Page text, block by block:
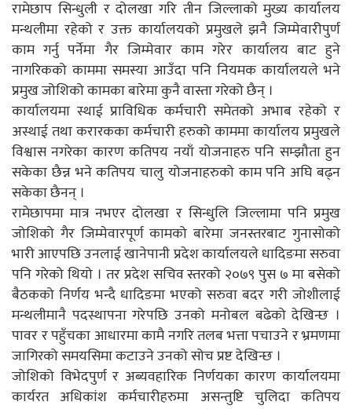
रामेछाप सिन्धुली र दोलखा गरि तीन जिल्लाको मुख्य कार्यालय
मन्थलीमा रहेको र उक्त कार्यालयको प्रमुखले झनै जिम्मेवारीपुर्ण
काम गर्नु पर्नेमा गैर जिम्मेवार काम गरेर कार्यालय बाट हुने
नागरिकको काममा समस्या आउँदा पनि नियमक कार्यालयले भने
प्रमुख जोशिको कामका बारेमा कुनै वास्ता गरेको छैन् ।
कार्यालयमा स्थाई प्राविधिक कर्मचारी समेतको अभाब रहेको र
अस्थाई तथा करारकका कर्मचारी हरुको काममा कार्यालय प्रमुखले
विश्वास नगरेका कारण कतिपय नयाँ योजनाहरु पनि सम्झौता हुन
सकेका छैन्न भने कतिपय चालु योजनाहरुको काम पनि अघि बढ्न
सकेका छैनन् ।
रामेछापमा मात्र नभएर दोलखा र सिन्धुलि जिल्लामा पनि प्रमुख
जोशिको गैर जिम्मेवारपूर्ण कामको बारेमा जनस्तरबाट गुनासोको
भारी आएपछि उनलाई खानेपानी प्रदेश कार्यालयले धादिङमा सरुवा
पनि गरेको थियो । तर प्रदेश सचिव स्तरको २०७९ पुस ७ मा बसेको
बैठकको निर्णय भन्दै धादिङमा भएको सरुवा बदर गरी जोशीलाई
मन्थलीमानै पदस्थापना गरेपछि उनको मनोबल बढेको देखिन्छ ।
पावर र पहुँचका आधारमा कामै नगरि तलब भत्ता पचाउने र भ्रमणमा
जागिरको समयसिमा कटाउने उनको सोच प्रष्ट देखिन्छ ।
जोशिको विभेदपुर्ण र अब्यवहारिक निर्णयका कारण कार्यालयमा
कार्यरत अधिकांश कर्मचारीहरुमा असन्तुष्टि चुलिदा कतिपय